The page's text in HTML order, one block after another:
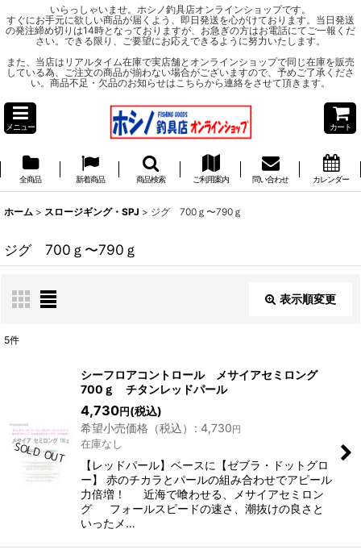
いらっしゃいませ。ホシノ釣具店オンラインショップです。
すぐにお手元に欲しい商品が届くよう、即日発送を心がけております。当日発送
の発注締め切りは14時となっておりますが、お急ぎの方はお電話にてご一報くだ
さい。できる限り、ご要望にお応えできるように努力いたします。
また、当店はリアルタイム在庫で実店舗とオンラインショップで同じ在庫を販売
している為、ご注文の商品が揃わない場合がございますので、予めご了承くださ
い。商品不足・欠品のお知らせはこちらから連絡をさせて頂きます。
メニュー カート
全商品 新着商品 商品検索 ご利用案内 問い合わせ カレンダー
ホーム > スロージギング・SPJ > ジグ 700ｇ〜790ｇ
ジグ 700ｇ〜790ｇ
表示順変更
絞り込む
5件
シーフロアコントロール メサイアセミロング
700ｇ チタンレッドパール
4,730円(税込)
希望小売価格（税込）
: 4,730円
在庫なし
【レッドパール】ベースに【ゼブラ・ドットグロ
ー】 赤のチカラとパールの組み合わせでアピール
力倍増！ 近海で喰わせる、メサイアセミロン
グ フォールスピードの速さ、潮抜けの良さと
いったメ…